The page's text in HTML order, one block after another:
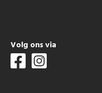
Volg ons via